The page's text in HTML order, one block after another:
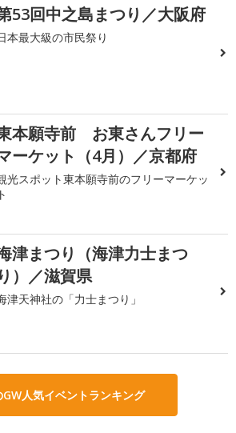
53回中之島まつり／大阪府
本最大級の市民祭り
本願寺前 お東さんフリー
ーケット（4月）／京都府
光スポット東本願寺前のフリーマーケッ
ト
津まつり（海津力士まつ
り）／滋賀県
津天神社の「力士まつり」
人気イベントランキング